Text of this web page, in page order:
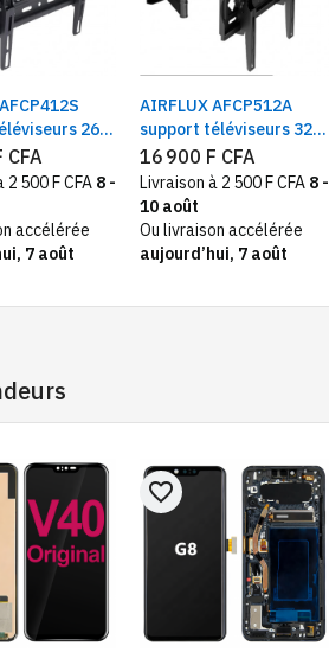
26 à
CFA
2 500 F CFA 8 -
accélérée
7 août
AIRFLUX AFCP512A
support téléviseurs 32 à
85 pouces mural
pivotant
16 900 F CFA
Livraison à 2 500 F CFA 8 -
10 août
Ou livraison accélérée
aujourd’hui, 7 août
favorite_border